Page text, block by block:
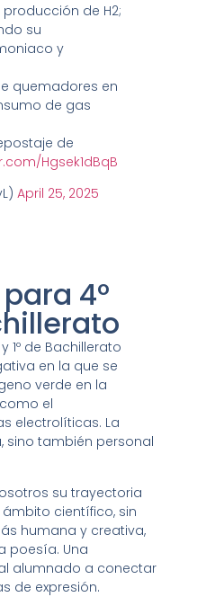
de H2;
su
y
quemadores en
de gas
de
Hgsek1dBqB
April 25, 2025
4º
1º de Bachillerato
en la que se
verde en la
el
electrolíticas. La
sino también personal
su trayectoria
científico, sin
humana y creativa,
poesía. Una
alumnado a conectar
de expresión.